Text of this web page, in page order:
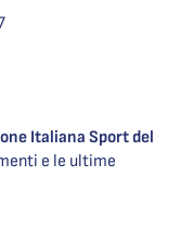
Italiana Sport del
e le ultime